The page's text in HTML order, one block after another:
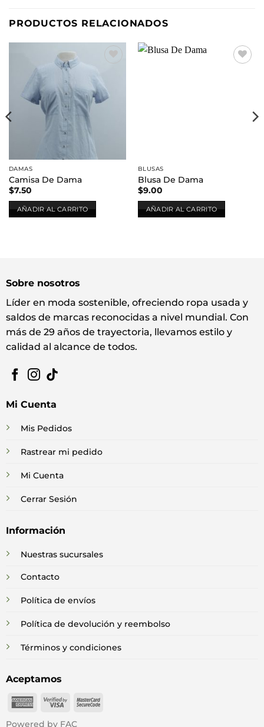
PRODUCTOS RELACIONADOS
lista de
deseos
DAMAS
Camisa De Dama
$7.50
AÑADIR AL CARRITO
BLUSAS
Blusa De Dama
$9.00
AÑADIR AL CARRITO
Sobre nosotros
Líder en moda sostenible, ofreciendo ropa usada y
saldos de marcas reconocidas a nivel mundial. Con
más de 29 años de trayectoria, llevamos estilo y
calidad al alcance de todos.
Mi Cuenta
Mis Pedidos
Rastrear mi pedido
Mi Cuenta
Cerrar Sesión
Información
Nuestras sucursales
Contacto
Política de envíos
Política de devolución y reembolso
Términos y condiciones
Aceptamos
American
Visa
MasterCard
Powered by FAC